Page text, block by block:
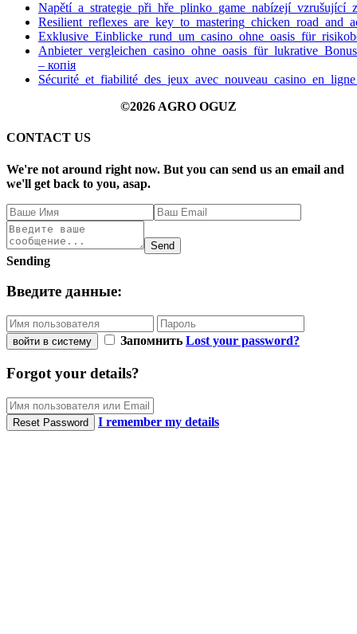
– копія
©2026 AGRO OGUZ
CONTACT US
We're not around right now. But you can send us an email and
we'll get back to you, asap.
Send
Sending
Введите данные:
войти в систему Запомнить Lost your password?
Forgot your details?
Reset Password I remember my details